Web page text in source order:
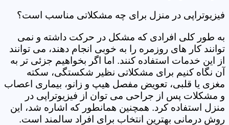
فیزیوتراپی در منزل برای چه مشکلاتی مناسب است؟
به طور کلی افرادی که مشکل در حرکت داشته و نمی
توانند کار های روزمره را به خوبی انجام دهند، می توانند
از این خدمات استفاده کنند. اما اگر بخواهیم جزئی تر به
آن نگاه کنیم برای مشکلاتی نظیر شکستگی، سکته
مغزی یا قلبی، تعویض مفصل هیپ و زانو، بیماری اعصاب
و مشکلات پس از جراحی می توان از فیزیوتراپی در
منزل استفاده کرد. همچنین همانطور که اشاره شد، این
روش درمانی بهترین انتخاب برای افراد سالمند است.